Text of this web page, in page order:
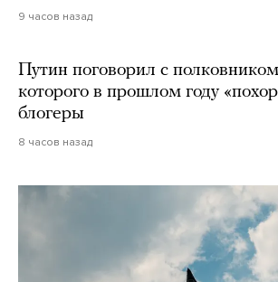
9 часов назад
Путин поговорил с
которого в прошлом году
блогеры
8 часов назад